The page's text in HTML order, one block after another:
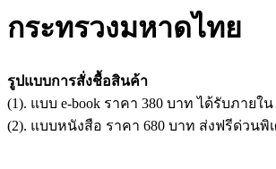
กระทรวงมหาดไทย
รูปแบบการสั่งชื้อสินค้า
(1). แบบ e-book ราคา 380 บาท ได้รับภายใ
(2). แบบหนังสือ ราคา 680 บาท ส่งฟรีด่วนพิ